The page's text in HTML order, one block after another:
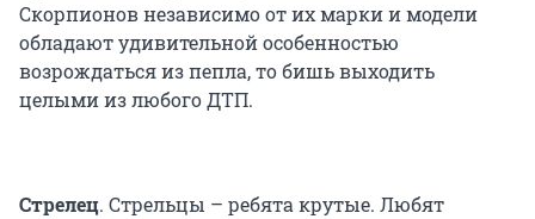
Скорпионов независимо от их марки и модели
обладают удивительной особенностью
возрождаться из пепла, то бишь выходить
целыми из любого ДТП.
Стрелец. Стрельцы – ребята крутые. Любят